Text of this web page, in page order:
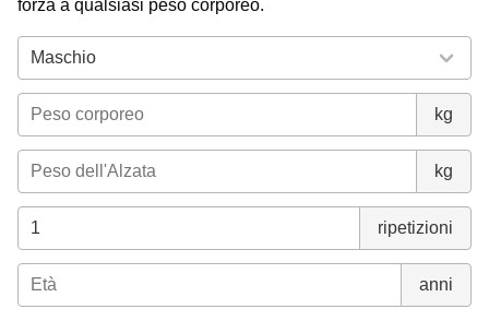
forza a qualsiasi peso corporeo.
kg
kg
ripetizioni
anni